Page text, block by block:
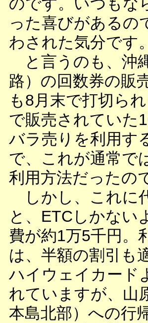
った喜びがあるの
わされた気分です。
と言うのも、沖
路）の回数券の販
も8月末で打切ら
で販売されていた
バラ売りを利用す
で、これが通常で
利用方法だったの
しかし、これに
と、ETCしかない
費が約1万5千円。
は、半額の割引も
ハイウェイカード
れていますが、山
本島北部）への行